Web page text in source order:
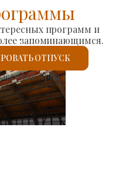
программ и
запоминающимся.
ОТПУСК
Римско-
Я проверю.